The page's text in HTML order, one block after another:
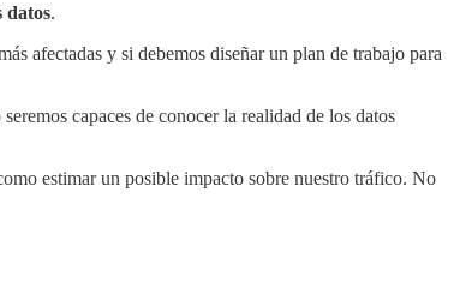
datos.
afectadas y si debemos diseñar un plan de trabajo para
capaces de conocer la realidad de los datos
estimar un posible impacto sobre nuestro tráfico. No